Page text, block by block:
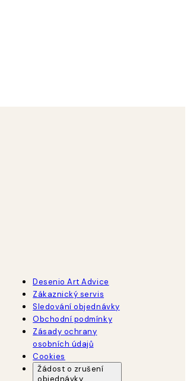
Desenio Art Advice
Zákaznický servis
Sledování objednávky
Obchodní podmínky
Zásady ochrany
osobních údajů
Cookies
Žádost o zrušení
objednávky